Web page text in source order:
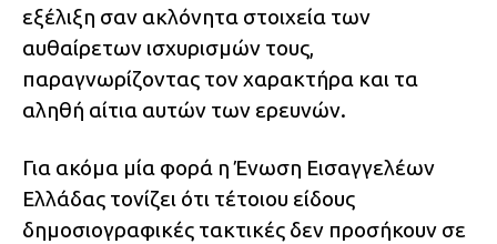
εξέλιξη σαν ακλόνητα στοιχεία των
αυθαίρετων ισχυρισμών τους,
παραγνωρίζοντας τον χαρακτήρα και τα
αληθή αίτια αυτών των ερευνών.
Για ακόμα μία φορά η Ένωση Εισαγγελέων
Ελλάδας τονίζει ότι τέτοιου είδους
δημοσιογραφικές τακτικές δεν προσήκουν σε